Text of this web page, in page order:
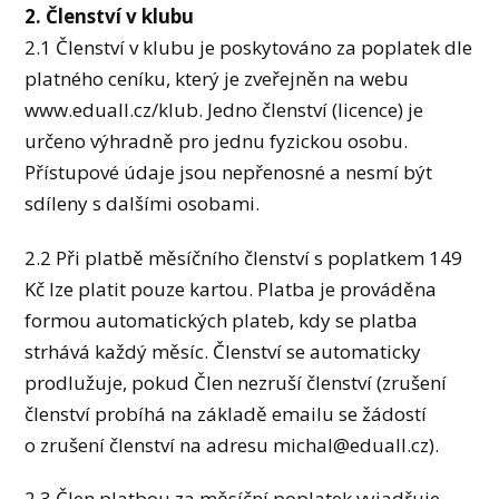
2. Členství v klubu
2.1 Členství v klubu je poskytováno za poplatek dle
platného ceníku, který je zveřejněn na webu
www.eduall.cz/klub. Jedno členství (licence) je
určeno výhradně pro jednu fyzickou osobu.
Přístupové údaje jsou nepřenosné a nesmí být
sdíleny s dalšími osobami.
2.2 Při platbě měsíčního členství s poplatkem 149
Kč lze platit pouze kartou. Platba je prováděna
formou automatických plateb, kdy se platba
strhává každý měsíc. Členství se automaticky
prodlužuje, pokud Člen nezruší členství (zrušení
členství probíhá na základě emailu se žádostí
o zrušení členství na adresu michal@eduall.cz).